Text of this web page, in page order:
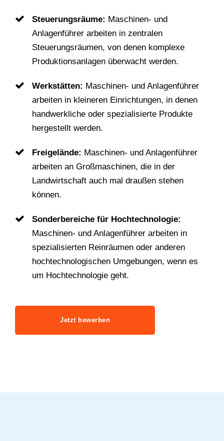
Steuerungsräume: Maschinen- und
Anlagenführer arbeiten in zentralen
Steuerungsräumen, von denen komplexe
Produktionsanlagen überwacht werden.
Werkstätten: Maschinen- und Anlagenführer
arbeiten in kleineren Einrichtungen, in denen
handwerkliche oder spezialisierte Produkte
hergestellt werden.
Freigelände: Maschinen- und Anlagenführer
arbeiten an Großmaschinen, die in der
Landwirtschaft auch mal draußen stehen
können.
Sonderbereiche für Hochtechnologie:
Maschinen- und Anlagenführer arbeiten in
spezialisierten Reinräumen oder anderen
hochtechnologischen Umgebungen, wenn es
um Hochtechnologie geht.
Jetzt bewerben